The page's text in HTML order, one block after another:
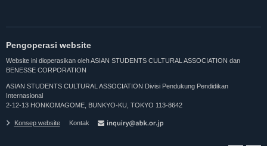
Pengoperasi website
Website ini dioperasikan oleh ASIAN STUDENTS CULTURAL ASSOCIATION dan
BENESSE CORPORATION
ASIAN STUDENTS CULTURAL ASSOCIATION Divisi Pendukung Pendidikan
Internasional
2-12-13 HONKOMAGOME, BUNKYO-KU, TOKYO 113-8642
Konsep website Kontak